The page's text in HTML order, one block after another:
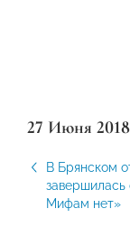
27 Июня 2018
В Брянском
завершилась
Мифам нет»